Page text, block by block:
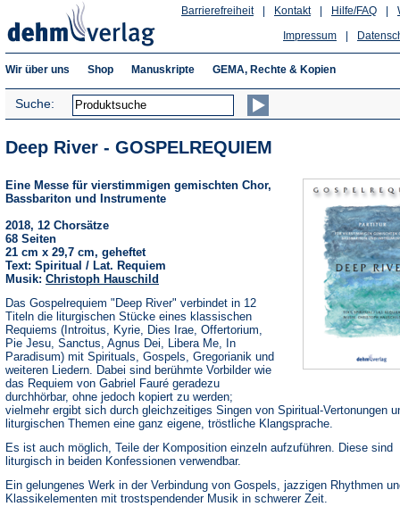
Hilfe/FAQ
Kontakt
Barrierefreiheit
Impressum
Wir über uns Shop Manuskripte GEMA, Rechte & Kopien
Suche:
Deep River - GOSPELREQUIEM
Eine Messe für vierstimmigen gemischten Chor,
Bassbariton und Instrumente
2018, 12 Chorsätze
68 Seiten
21 cm x 29,7 cm, geheftet
Text: Spiritual / Lat. Requiem
Musik: Christoph Hauschild
Das Gospelrequiem "Deep River" verbindet in 12
Titeln die liturgischen Stücke eines klassischen
Requiems (Introitus, Kyrie, Dies Irae, Offertorium,
Pie Jesu, Sanctus, Agnus Dei, Libera Me, In
Paradisum) mit Spirituals, Gospels, Gregorianik und
weiteren Liedern. Dabei sind berühmte Vorbilder wie
das Requiem von Gabriel Fauré geradezu
durchhörbar, ohne jedoch kopiert zu werden;
vielmehr ergibt sich durch gleichzeitiges Singen von Spiritual-Vertonungen
liturgischen Themen eine ganz eigene, tröstliche Klangsprache.
Es ist auch möglich, Teile der Komposition einzeln aufzuführen. Diese sind
liturgisch in beiden Konfessionen verwendbar.
Ein gelungenes Werk in der Verbindung von Gospels, jazzigen Rhythmen
Klassikelementen mit trostspendender Musik in schwerer Zeit.